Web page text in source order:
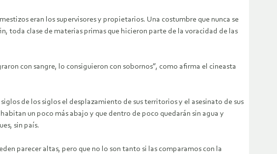
eran los supervisores y propietarios. Una costumbre que nunca se
toda clase de materias primas que hicieron parte de la voracidad de las
con sangre, lo consiguieron con sobornos”, como afirma el cineasta
de los siglos el desplazamiento de sus territorios y el asesinato de sus
un poco más abajo y que dentro de poco quedarán sin agua y
sin país.
parecer altas, pero que no lo son tanto si las comparamos con la